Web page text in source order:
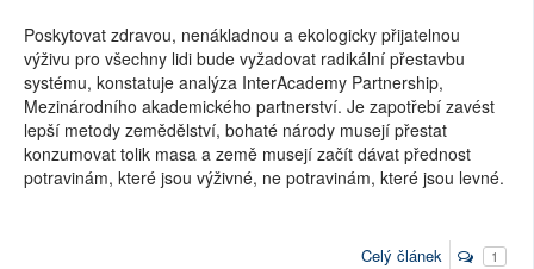
Poskytovat zdravou, nenákladnou a ekologicky přijatelnou
výživu pro všechny lidi bude vyžadovat radikální přestavbu
systému, konstatuje analýza InterAcademy Partnership,
Mezinárodního akademického partnerství. Je zapotřebí zavést
lepší metody zemědělství, bohaté národy musejí přestat
konzumovat tolik masa a země musejí začít dávat přednost
potravinám, které jsou výživné, ne potravinám, které jsou levné.
Celý článek 1